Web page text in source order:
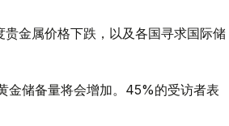
金属价格下跌，以及各国寻求国际储
金储备量将会增加。45%的受访者表